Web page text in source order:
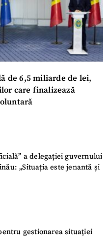
de 6,5 miliarde de lei,
care finalizează
a delegației guvernului
„Situația este jenantă și
gestionarea situației